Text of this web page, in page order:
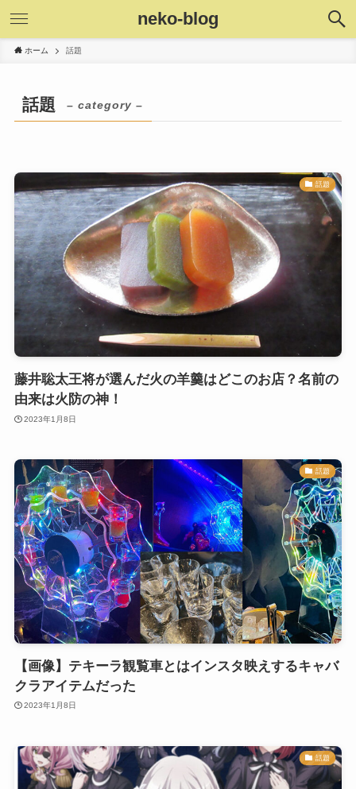
neko-blog
ホーム 話題
話題 – category –
話題
藤井聡太王将が選んだ火の羊羹はどこのお店？名前の
由来は火防の神！
2023年1月8日
話題
【画像】テキーラ観覧車とはインスタ映えするキャバ
クラアイテムだった
2023年1月8日
話題